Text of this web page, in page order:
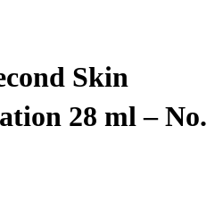
Skin
28 ml – No.